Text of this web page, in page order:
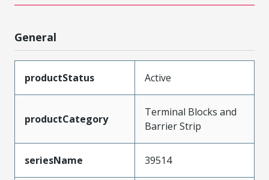
General
productStatus Active
productCategory
Terminal Blocks and
Barrier Strip
seriesName 39514